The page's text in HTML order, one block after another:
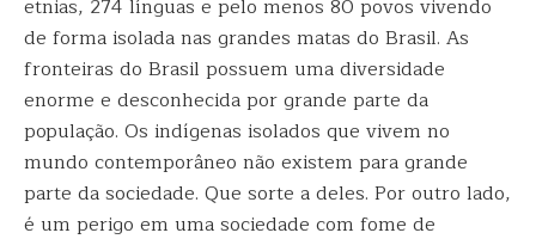
etnias, 274 línguas e pelo menos 80 povos vivendo
de forma isolada nas grandes matas do Brasil. As
fronteiras do Brasil possuem uma diversidade
enorme e desconhecida por grande parte da
população. Os indígenas isolados que vivem no
mundo contemporâneo não existem para grande
parte da sociedade. Que sorte a deles. Por outro lado,
é um perigo em uma sociedade com fome de